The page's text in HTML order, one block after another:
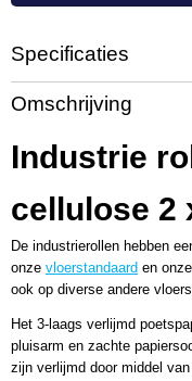
Specificaties
Productcode
MP8039
Productcode leverancier
100623
0 x 24 x 0 cm
Omschrijving
Industrie
cellulose 2
De industrierollen hebben
onze vloerstandaard en onze
ook op diverse andere
Het 3-laags verlijmd
pluisarm en zachte
zijn verlijmd door middel